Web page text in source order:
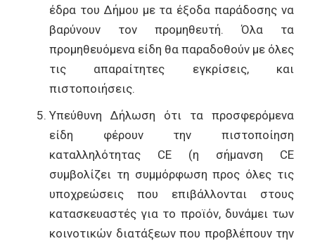
έδρα του Δήμου με τα έξοδα παράδοσης να
βαρύνουν τον προμηθευτή. Όλα τα
προμηθευόμενα είδη θα παραδοθούν με όλες
τις απαραίτητες εγκρίσεις, και
πιστοποιήσεις.
Υπεύθυνη Δήλωση ότι τα προσφερόμενα
είδη φέρουν την πιστοποίηση
καταλληλότητας CE (η σήμανση CE
συμβολίζει τη συμμόρφωση προς όλες τις
υποχρεώσεις που επιβάλλονται στους
κατασκευαστές για το προϊόν, δυνάμει των
κοινοτικών διατάξεων που προβλέπουν την